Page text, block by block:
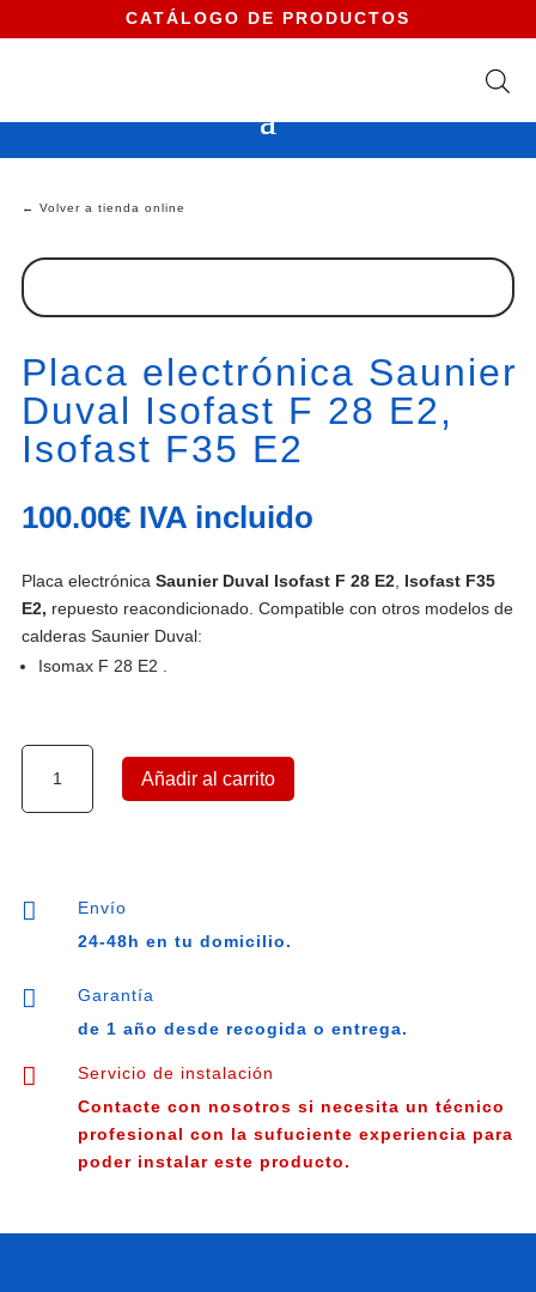
CATÁLOGO DE PRODUCTOS
← Volver a tienda online
Placa electrónica Saunier
Duval Isofast F 28 E2,
Isofast F35 E2
100.00€ IVA incluido
Placa electrónica Saunier Duval Isofast F 28 E2 Isofast F35
E2, repuesto reacondicionado. Compatible con otros modelos de
calderas Saunier Duval:
Isomax F 28 E2 .
Placa
electrónica
Saunier
28
F35
Añadir al carrito

Envío
24-48h en tu domicilio.

Garantía
de 1 año desde recogida o entrega.

Servicio de instalación
Contacte con nosotros si necesita un técnico
profesional con la sufuciente experiencia para
poder instalar este producto.